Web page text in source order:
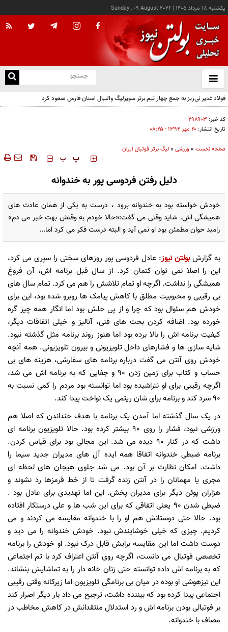
يکشنبه ۱۸ مرداد ۱۴۰۵ |
Sunday , 09 August 2026
باز
و
فولاد غدیر نی‌ریز به جمع چهار تیم برتر سوپرلیگ والیبال استان فارس صعود کرد
کد خبر: ۲۹۸۹۰۳
تاریخ انتشار: ۲۰ مهر ۱۳۹۴ - ۰۸:۲۵
صفحه نخست »ورزشی »لیگ برتر فوتبال ایران
‍‍‍ پ پ
دلیل رفتن فردوسی پور به خندوانه
خودش خواسته بود به خندوانه برود ، درست به یکی از همان عادت های
همیشگی اش. شاید وقتی می گفت:«حالا خودم به وقتش بهت خبر می دم»
رامبد حوان مطمئن بود او نمی آید و البته درست فکر می کرد اما...
به گزارشبولتن نیوز: عادل فردوسی پور روزهای سختی را سپری می کرد،
این را اصلا نمی توان کتمان کرد. از سال قبل برنامه اش، آن فروغ
همیشگی را نداشت. اگرچه او تمام تلاشش را هم می کرد. تمام سال های
بی رقیبی و محبوبیت مطلق با کاهش پیامک ها روبرو شده بود، این برای
خودش هم سئوال بود که چرا و از پی حلش بود اما انگار همه چیز گره
خورده بود. اضافه کردن بحث های فنی، آنالیز و خیلی اتفاقات دیگر،
کیفیت برنامه اش را بالا برده بود اما هنوز روند برنامه مثل گذشته نبود.
شایه سازی ها و فشارهای داخل تلویزیونی و بیرون تلویزیونی. همه آنچه
خودش روی آنتن می گفت درباره برنامه های سفارشی، هزینه های بی
حساب و کتاب برای زمین زدن 90 و جفایی که به برنامه اش می شد،
اگرچه رقیبی برای او نتراشیده بود اما توانسته بود مردم را کمی نسبت به
90 سرد کند و برنامه برای شان ریتمی یک نواخت پیدا کند.
در یک سال گذشته اما آمدن یک برنامه با هدف خنداندن که اصلا هم
ورزشی نبود، فشار را روی 90 بیشتر کرده بود. حالا تلویزیون برنامه ای
داشت که در کنار 90 دیده می شد. این مجالی بود برای قیاس کردن.
برنامه ضبطی خندوانه اتفاقا همه ایده آل های مدیران جدید سیما را
داشت. امکان نظارت بر آن بود. می شد جلوی هیجان های لحظه ای
مجری یا مهمانان را در آنتن زنده گرفت تا از خط قرمزها رد نشوند و
هزاران پوئن دیگر برای مدیران پخش. این اما تهدیدی برای عادل بود .
ضبطی شدن 90 یعنی اتفاقی که برای این شب ها و علی درستکار افتاده
بود. حالا حتی دوستانش هم او را با خندوانه مقایسه می کردند و می
کردیم. چیزی که خیلی خوشایندش نبود. خودش خندوانه را می دید و
دوست داشت اما این مقایسه برایش قابل درک نبود. او خودش را برنامه
تخصصی فوتبال می دانست، اگرچه روی آنتن اعتراف کرد با تم اجتماعی
که به برنامه اش داده توانسته حتی زنان خانه دار را به تماشایش بنشاند.
این تیزهوشی او بوده در میان بی برنامگی تلویزیون اما زیرکانه وقتی رقیبی
اجتماعی پیدا کرده بود که بیننده داشت، ترجیح می داد بار دیگر اصرار کند
بر فوتبالی بودن برنامه اش و رد استدلال منتقدانش در کاهش مخاطب در
مصاف با خندوانه.